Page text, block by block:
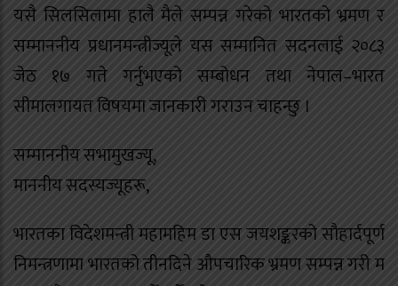
यसै सिलसिलामा हालै मैले सम्पन्न गरेको भारतको भ्रमण र
सम्माननीय प्रधानमन्त्रीज्यूले यस सम्मानित सदनलाई २०८३
जेठ १७ गते गर्नुभएको सम्बोधन तथा नेपाल–भारत
सीमालगायत विषयमा जानकारी गराउन चाहन्छु ।
सम्माननीय सभामुखज्यू,
माननीय सदस्यज्यूहरू,
भारतका विदेशमन्त्री महामहिम डा एस जयशङ्करको सौहार्दपूर्ण
निमन्त्रणामा भारतको तीनदिने औपचारिक भ्रमण सम्पन्न गरी म